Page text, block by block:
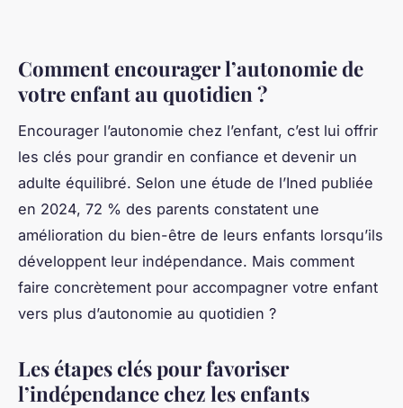
Comment encourager l’autonomie de
votre enfant au quotidien ?
Encourager l’autonomie chez l’enfant, c’est lui offrir
les clés pour grandir en confiance et devenir un
adulte équilibré. Selon une étude de l’Ined publiée
en 2024, 72 % des parents constatent une
amélioration du bien-être de leurs enfants lorsqu’ils
développent leur indépendance. Mais comment
faire concrètement pour accompagner votre enfant
vers plus d’autonomie au quotidien ?
Les étapes clés pour favoriser
l’indépendance chez les enfants